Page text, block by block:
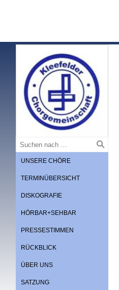
UNSERE CHÖRE
TERMINÜBERSICHT
DISKOGRAFIE
HÖRBAR+SEHBAR
PRESSESTIMMEN
RÜCKBLICK
ÜBER UNS
SATZUNG